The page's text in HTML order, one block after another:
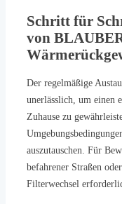
Schritt für
von
Der regelmäßige
unerlässlich, um einen
Zuhause zu
auszutauschen. Für
befahrener Straßen
Filterwechsel